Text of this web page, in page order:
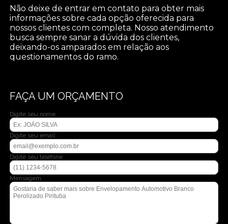
Não deixe de entrar em contato para obter mais
informações sobre cada opção oferecida para
nossos clientes com completa. Nosso atendimento
busca sempre sanar a dúvida dos clientes,
deixando-os amparados em relação aos
questionamentos do ramo.
FAÇA UM ORÇAMENTO
Digite seu nome
Digite seu email
Digite seu telefone
Mensagem